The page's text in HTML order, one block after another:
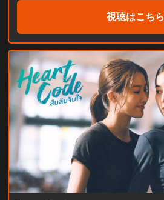
視聴はこちら